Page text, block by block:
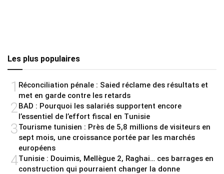
Les plus populaires
1 Réconciliation pénale : Saied réclame des résultats et
met en garde contre les retards
2 BAD : Pourquoi les salariés supportent encore
l’essentiel de l’effort fiscal en Tunisie
3Tourisme tunisien : Près de 5,8 millions de visiteurs en
sept mois, une croissance portée par les marchés
européens
4Tunisie : Douimis, Mellègue 2, Raghai… ces barrages en
construction qui pourraient changer la donne